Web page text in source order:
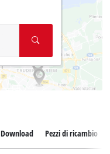
Download Pezzi di ricambio